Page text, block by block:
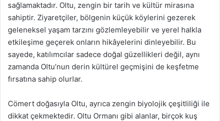
sağlamaktadır. Oltu, zengin bir tarih ve kültür mirasına
sahiptir. Ziyaretçiler, bölgenin küçük köylerini gezerek
geleneksel yaşam tarzını gözlemleyebilir ve yerel halkla
etkileşime geçerek onların hikâyelerini dinleyebilir. Bu
sayede, katılımcılar sadece doğal güzellikleri değil, aynı
zamanda Oltu’nun derin kültürel geçmişini de keşfetme
fırsatına sahip olurlar.
Cömert doğasıyla Oltu, ayrıca zengin biyolojik çeşitliliği ile
dikkat çekmektedir. Oltu Ormanı gibi alanlar, birçok kuş